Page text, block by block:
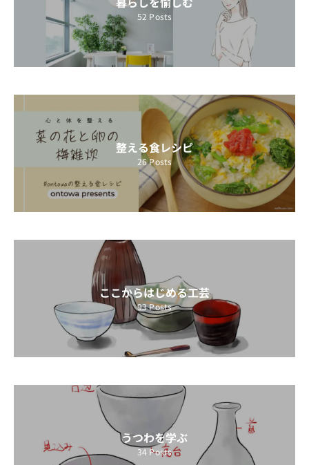
52 Posts
整える食レシピ
26Posts
ここからはじめる工芸
93Posts
うつわを学ぶ
34Posts